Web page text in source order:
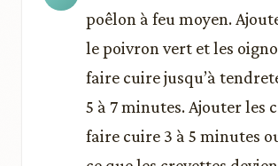
poêlon à feu moyen.
le poivron vert et les
faire cuire jusqu’à
5 à 7 minutes. Ajouter les
faire cuire 3 à 5 minutes